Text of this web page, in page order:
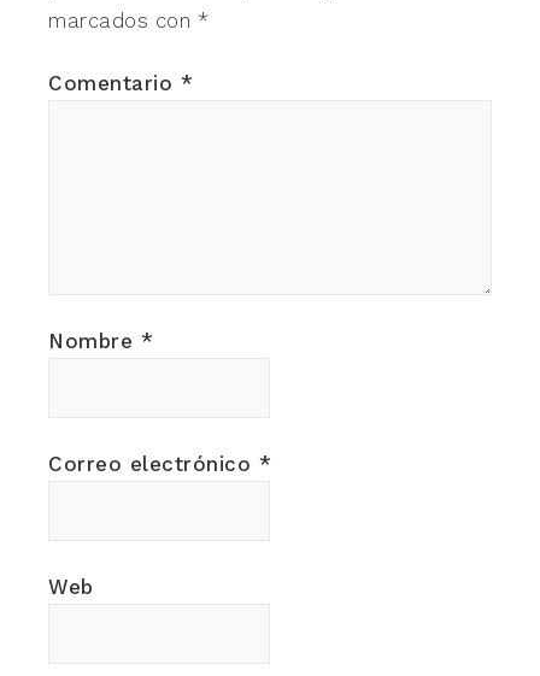
marcados con *
Comentario *
Nombre *
Correo electrónico *
Web